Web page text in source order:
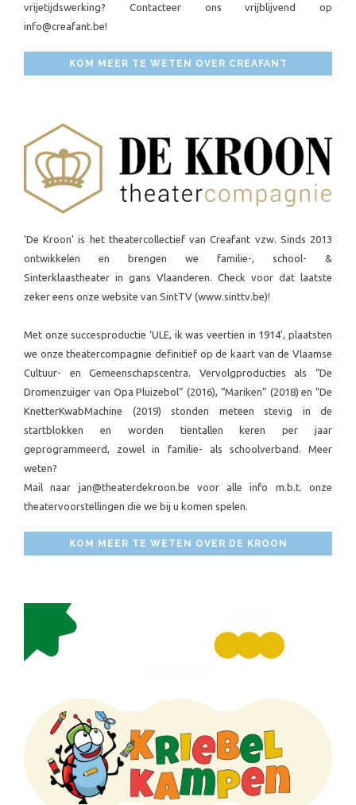
vrijetijdswerking? Contacteer ons vrijblijvend op
info@creafant.be!
KOM MEER TE WETEN OVER CREAFANT
‘De Kroon’ is het theatercollectief van Creafant vzw. Sinds 2013
ontwikkelen en brengen we familie-, school- &
Sinterklaastheater in gans Vlaanderen. Check voor dat laatste
zeker eens onze website van SintTV (www.sinttv.be)!
Met onze succesproductie ‘ULE, ik was veertien in 1914’, plaatsten
we onze theatercompagnie definitief op de kaart van de Vlaamse
Cultuur- en Gemeenschapscentra. Vervolgproducties als “De
Dromenzuiger van Opa Pluizebol” (2016), “Mariken” (2018) en "De
KnetterKwabMachine (2019) stonden meteen stevig in de
startblokken en worden tientallen keren per jaar
geprogrammeerd, zowel in familie- als schoolverband. Meer
weten?
Mail naar jan@theaterdekroon.be voor alle info m.b.t. onze
theatervoorstellingen die we bij u komen spelen.
KOM MEER TE WETEN OVER DE KROON